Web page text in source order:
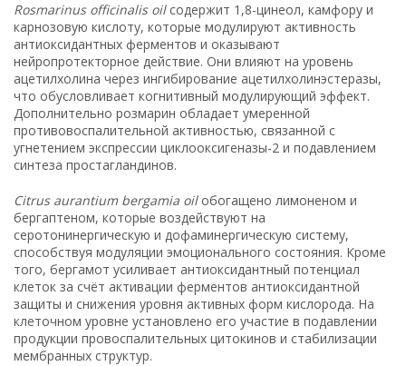
Rosmarinus officinalis oilсодержит 1,8-цинеол, камфору и
карнозовую кислоту, которые модулируют активность
антиоксидантных ферментов и оказывают
нейропротекторное действие. Они влияют на уровень
ацетилхолина через ингибирование ацетилхолинэстеразы,
что обусловливает когнитивный модулирующий эффект.
Дополнительно розмарин обладает умеренной
противовоспалительной активностью, связанной с
угнетением экспрессии циклооксигеназы-2 и подавлением
синтеза простагландинов.
Citrus aurantium bergamia oilобогащено лимоненом и
бергаптеном, которые воздействуют на
серотонинергическую и дофаминергическую систему,
способствуя модуляции эмоционального состояния. Кроме
того, бергамот усиливает антиоксидантный потенциал
клеток за счёт активации ферментов антиоксидантной
защиты и снижения уровня активных форм кислорода. На
клеточном уровне установлено его участие в подавлении
продукции провоспалительных цитокинов и стабилизации
мембранных структур.